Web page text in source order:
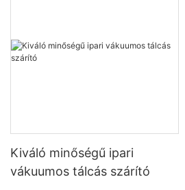
Kiváló minőségű ipari
vákuumos tálcás szárító